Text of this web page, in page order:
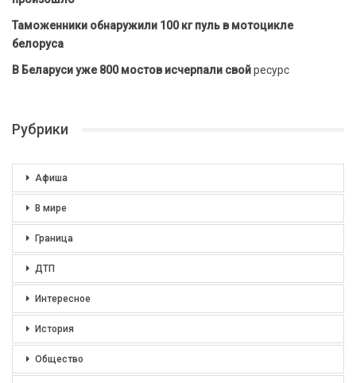
Таможенники обнаружили 100 кг пуль в мотоцикле
белоруса
В Беларуси уже 800 мостов исчерпали свойресурс
Рубрики
Афиша
В мире
Граница
ДТП
Интересное
История
Общество